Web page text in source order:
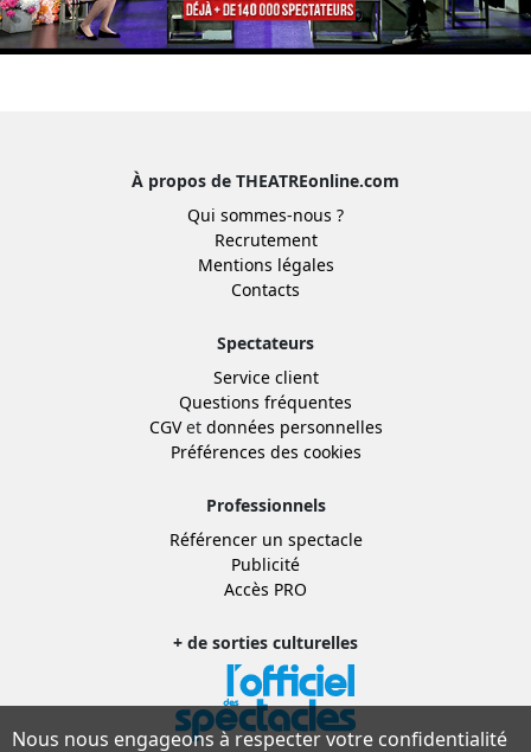
À propos de THEATREonline.com
Qui sommes-nous ?
Recrutement
Mentions légales
Contacts
Spectateurs
Service client
Questions fréquentes
CGVet données personnelles
Préférences des cookies
Professionnels
Référencer un spectacle
Publicité
Accès PRO
+ de sorties culturelles
Nous nous engageons à respecter votre confidentialité